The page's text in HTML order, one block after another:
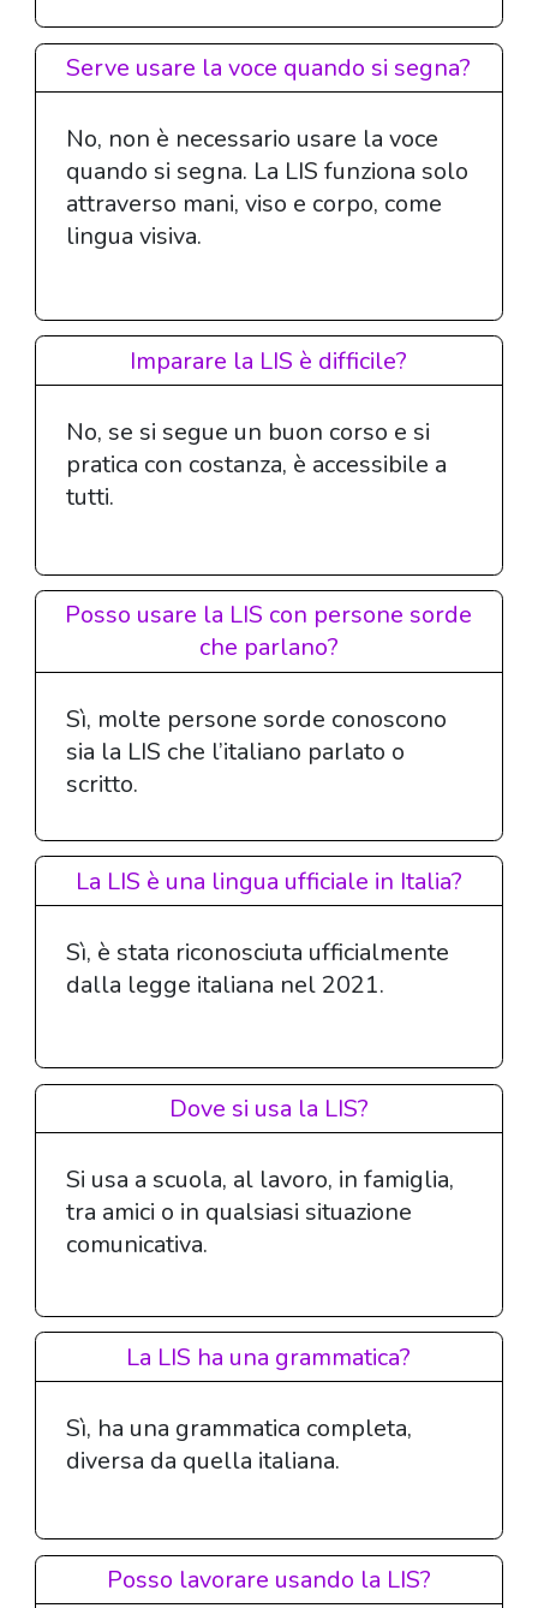
Serve usare la voce quando si segna?
No, non è necessario usare la voce
quando si segna. La LIS funziona solo
attraverso mani, viso e corpo, come
lingua visiva.
Imparare la LIS è difficile?
No, se si segue un buon corso e si
pratica con costanza, è accessibile a
tutti.
Posso usare la LIS con persone sorde
che parlano?
Sì, molte persone sorde conoscono
sia la LIS che l’italiano parlato o
scritto.
La LIS è una lingua ufficiale in Italia?
Sì, è stata riconosciuta ufficialmente
dalla legge italiana nel 2021.
Dove si usa la LIS?
Si usa a scuola, al lavoro, in famiglia,
tra amici o in qualsiasi situazione
comunicativa.
La LIS ha una grammatica?
Sì, ha una grammatica completa,
diversa da quella italiana.
Posso lavorare usando la LIS?